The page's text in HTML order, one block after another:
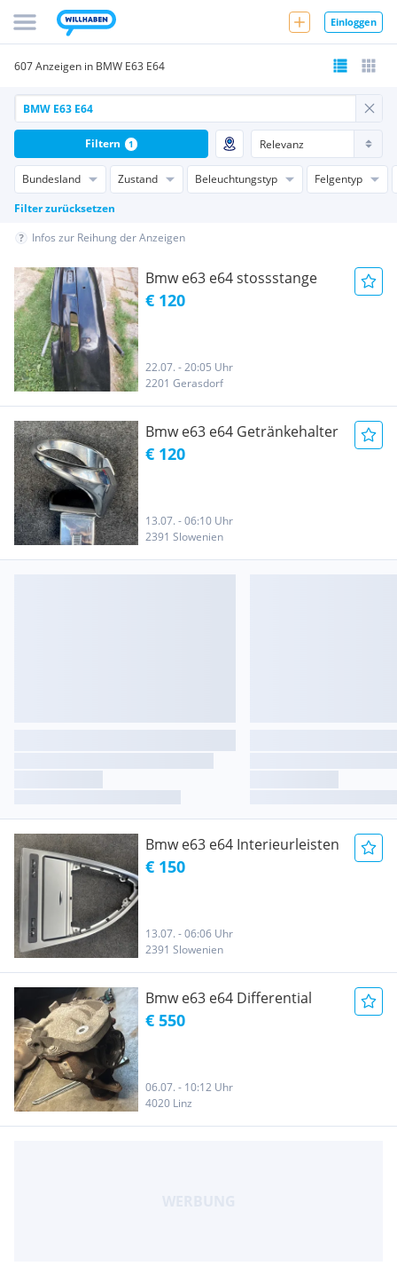
Einloggen
607 Anzeigen in BMW E63 E64
Bundesland Zustand Beleuchtungstyp
Felgentyp
Filter zurücksetzen
Filtern 1
Infos zur Reihung der Anzeigen
Bmw e63 e64 stossstange
€ 120
22.07. - 20:05 Uhr
2201 Gerasdorf
Bmw e63 e64 Getränkehalter
€ 120
13.07. - 06:10 Uhr
2391 Slowenien
Bmw e63 e64 Interieurleisten
€ 150
13.07. - 06:06 Uhr
2391 Slowenien
Bmw e63 e64 Differential
€ 550
06.07. - 10:12 Uhr
4020 Linz